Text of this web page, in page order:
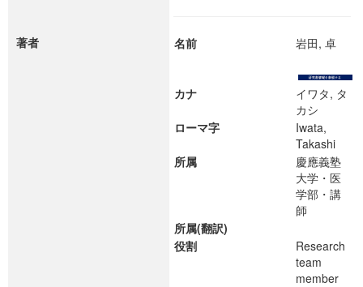
著者 名前 岩田, 卓
カナ
イワタ, タ
カシ
ローマ字
Iwata,
Takashi
所属
慶應義塾
大学・医
学部・講
師
所属(翻訳)
役割
Research
team
member